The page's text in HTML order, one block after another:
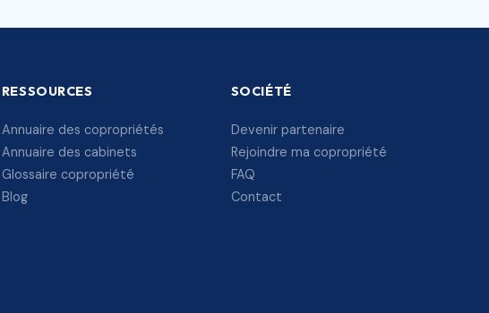
RESSOURCES
Annuaire des copropriétés
Annuaire des cabinets
Glossaire copropriété
Blog
SOCIÉTÉ
Devenir partenaire
Rejoindre ma copropriété
FAQ
Contact